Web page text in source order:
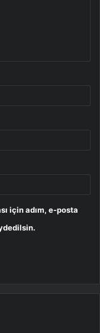
için adım, e-posta